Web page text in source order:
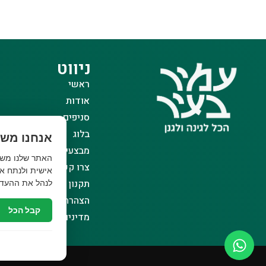
ניווט
ראשי
אודות
סניפים
בלוג
מבצעים
צרו קשר
תקנון אתר
הצהרת נגישות
מדיניות פרטיות
אנחנו
אישית ולנתח
לנהל את
קבל הכל